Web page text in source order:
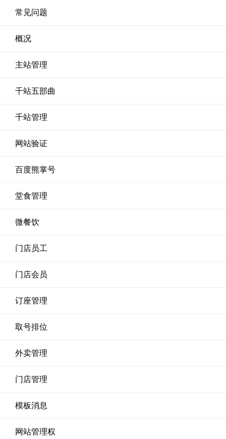
常见问题
概况
主站管理
千站五部曲
千站管理
网站验证
百度熊掌号
堂食管理
微餐饮
门店员工
门店会员
订座管理
取号排位
外卖管理
门店管理
模板消息
网站管理权